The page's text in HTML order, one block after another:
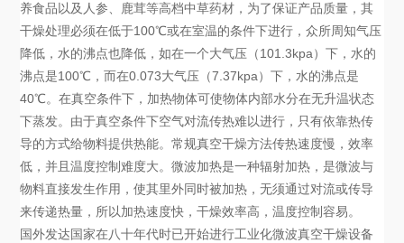
养食品以及人参、鹿茸等高档中草药材，为了保证产品质量，其
干燥处理必须在低于100℃或在室温的条件下进行，众所周知气压
降低，水的沸点也降低，如在一个大气压（101.3kpa）下，水的
沸点是100℃，而在0.073大气压（7.37kpa）下，水的沸点是
40℃。在真空条件下，加热物体可使物体内部水分在无升温状态
下蒸发。由于真空条件下空气对流传热难以进行，只有依靠热传
导的方式给物料提供热能。常规真空干燥方法传热速度慢，效率
低，并且温度控制难度大。微波加热是一种辐射加热，是微波与
物料直接发生作用，使其里外同时被加热，无须通过对流或传导
来传递热量，所以加热速度快，干燥效率高，温度控制容易。
国外发达国家在八十年代时已开始进行工业化微波真空干燥设备